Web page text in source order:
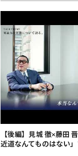
【後編】見城 徹×藤田
近道なんてものはない